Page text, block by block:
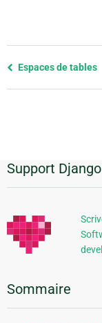
Previous
Espaces de tables
Informations
Support
Sommaire